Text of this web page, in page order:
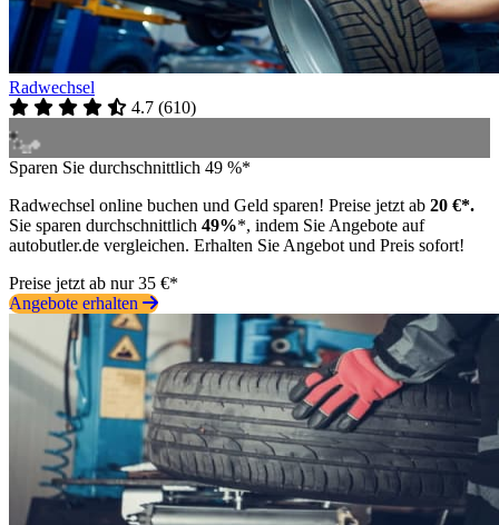
Radwechsel
4.7 (610)
Sparen Sie durchschnittlich 49 %*
Radwechsel online buchen und Geld sparen! Preise jetzt ab 20 €*.
Sie sparen durchschnittlich 49%*, indem Sie Angebote auf
autobutler.de vergleichen. Erhalten Sie Angebot und Preis sofort!
Preise jetzt ab nur 35 €*
Angebote erhalten